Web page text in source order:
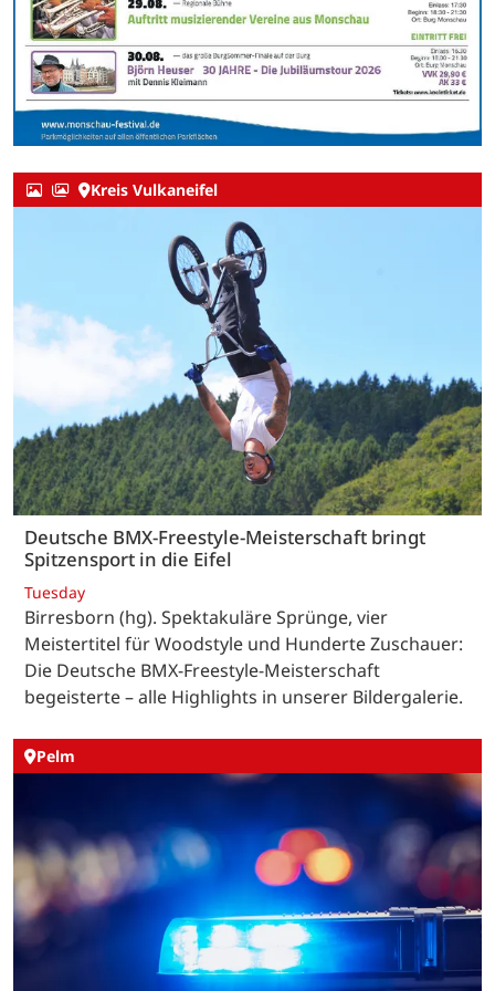
Kreis Vulkaneifel
Deutsche BMX-Freestyle-Meisterschaft bringt
Spitzensport in die Eifel
Tuesday
Birresborn (hg). Spektakuläre Sprünge, vier
Meistertitel für Woodstyle und Hunderte Zuschauer:
Die Deutsche BMX-Freestyle-Meisterschaft
begeisterte – alle Highlights in unserer Bildergalerie.
Pelm